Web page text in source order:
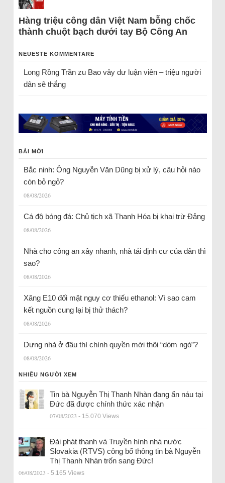
Hàng triệu công dân Việt Nam bỗng chốc
thành chuột bạch dưới tay Bộ Công An
NEUESTE KOMMENTARE
Long Rồng Trầnzu Bao vây dư luận viên – triệu người
dân sẽ thắng
BÀI MỚI
Bắc ninh: Ông Nguyễn Văn Dũng bị xử lý, câu hỏi nào
còn bỏ ngỏ?
08/08/2026
Cá độ bóng đá: Chủ tịch xã Thanh Hóa bị khai trừ Đảng
08/08/2026
Nhà cho công an xây nhanh, nhà tái định cư của dân thì
sao?
08/08/2026
Xăng E10 đối mặt nguy cơ thiếu ethanol: Vì sao cam
kết nguồn cung lại bị thử thách?
08/08/2026
Dựng nhà ở đâu thì chính quyền mới thôi “dòm ngó”?
08/08/2026
NHIỀU NGƯỜI XEM
Tin bà Nguyễn Thị Thanh Nhàn đang ẩn náu tại
Đức đã được chính thức xác nhận
07/08/2023 - 15.070 Views
Đài phát thanh và Truyền hình nhà nước
Slovakia (RTVS) công bố thông tin bà Nguyễn
Thị Thanh Nhàn trốn sang Đức!
06/08/2023 - 5.165 Views